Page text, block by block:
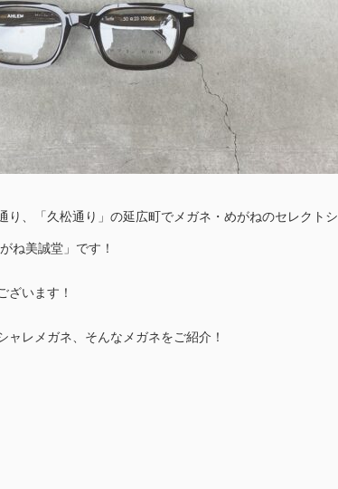
り、「久松通り」の延広町でメガネ・めがねのセレクトシ
ね美誠堂」です！
ざいます！
レメガネ、そんなメガネをご紹介！